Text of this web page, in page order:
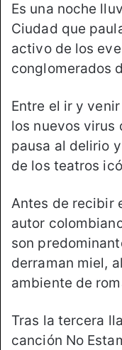
Es una noche
Ciudad que
activo de los
conglomerados
Entre el ir y
los nuevos virus
pausa al delirio
de los teatros
Antes de recibir
autor
son
derraman miel,
ambiente de
Tras la tercera
canción No